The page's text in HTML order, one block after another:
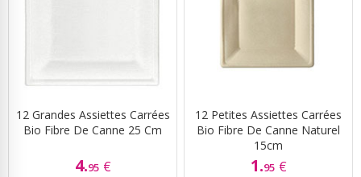
12 Grandes Assiettes Carrées
Bio Fibre De Canne 25 Cm
4.95 €
12 Petites Assiettes Carrées
Bio Fibre De Canne Naturel
15cm
1.95 €